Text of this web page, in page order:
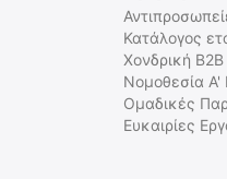
KASK SUPERPLASMA HP
VISOR Κράνος Διάσωσης -
WHE00107-202-Yellow
Άμεσα διαθέσιμο
Κατάλογος
Χονδρική B2B
Νομοθεσία Α'
Ομαδικές
Ευκαιρίες